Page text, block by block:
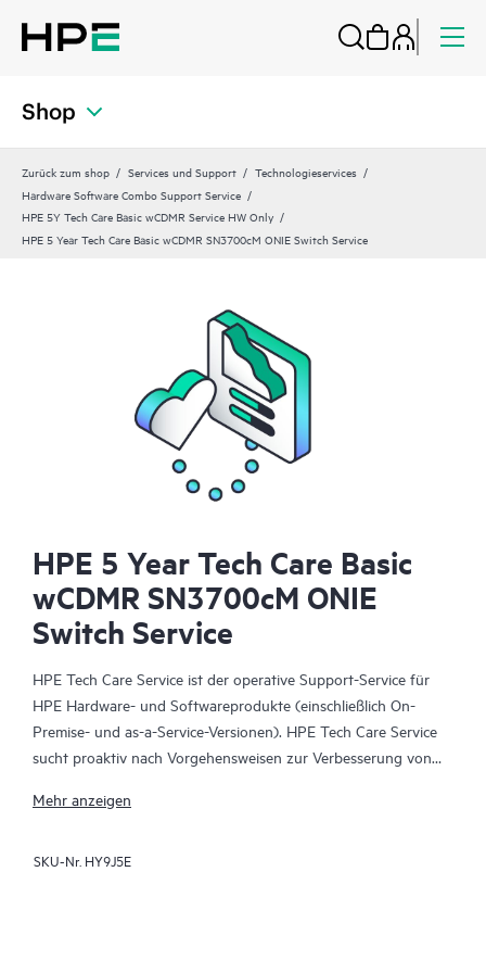
Shop
Zurück zum shop Services und Support
Technologieservices
Hardware Software Combo Support Service
HPE 5Y Tech Care Basic wCDMR Service HW Only
HPE 5 Year Tech Care Basic wCDMR SN3700cM ONIE Switch Service
HPE 5 Year Tech Care Basic
wCDMR SN3700cM ONIE
Switch Service
HPE Tech Care Service ist der operative Support-Service für
HPE Hardware- und Softwareprodukte (einschließlich On-
Premise- und as-a-Service-Versionen). HPE Tech Care Service
sucht proaktiv nach Vorgehensweisen zur Verbesserung von
Teams dadurch, das Unternehmen voranzubringen.
HPE Tech Care Service ermöglicht darüber hinaus direkten
Mehr anzeigen
SKU-Nr. HY9J5E